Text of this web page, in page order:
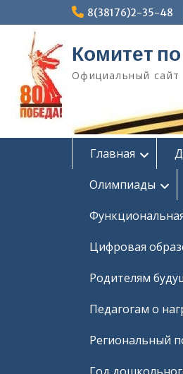
к
содержимому
8(38176)2-35-48
Комитет
Официальный сайт
Главная
Олимпиады
Цифровая
Родителям
Педагогам о
Региональный